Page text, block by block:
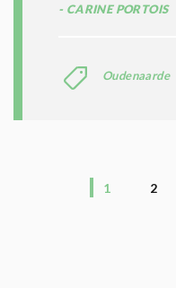
CARINE PORTOIS
Oudenaarde
1 2